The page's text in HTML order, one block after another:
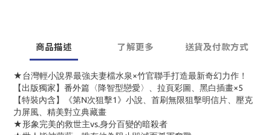
商品描述 了解更多 送貨及付款方式
★台灣輕小說界最強夫妻檔水泉×竹官聯手打造最新奇幻力作！
【出版獨家】番外篇〈降智型戀愛〉、拉頁彩圖、黑白插畫×5
【特裝內含】《第N次狙擊1》小說、首刷無限狙擊明信片、壓克
力屏風、精美對立典藏畫
★形象完美的救世主vs.身分百變的暗殺者